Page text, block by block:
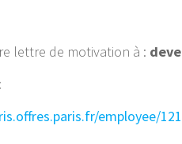
lettre de motivation à :
employee/